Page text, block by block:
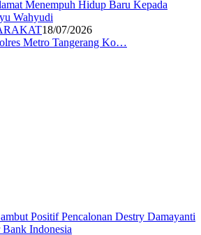
18/07/2026
Metro Tangerang Ko…